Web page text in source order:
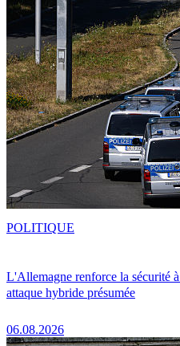
L'Allemagne renforce la sécurité
attaque hybride présumée
06.08.2026
POLITIQUE